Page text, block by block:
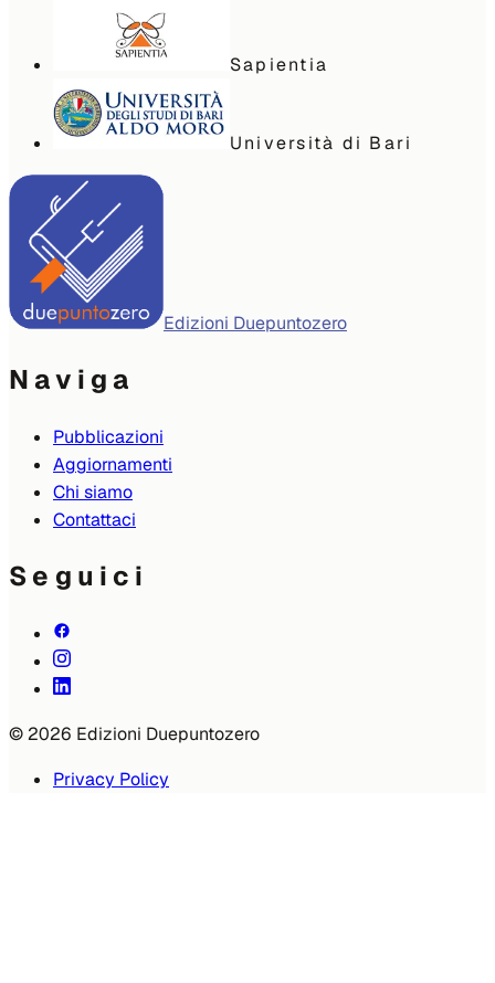
Sapientia
Università di Bari
Edizioni Duepuntozero
Naviga
Pubblicazioni
Aggiornamenti
Chi siamo
Contattaci
Seguici
© 2026 Edizioni Duepuntozero
Privacy Policy